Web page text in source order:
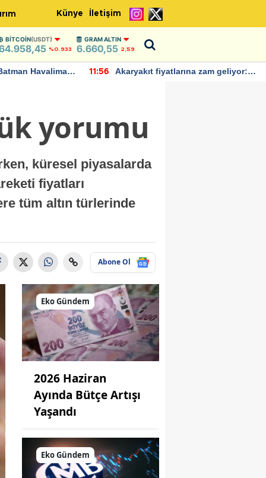
Künye İletişim
BITCOIN(USDT)
%0.933
GRAM ALTIN
6.660,55 2,59
Havalimanı
11:56
Akaryakıt fiyatlarına zam geliyor:
yorumu
küresel piyasalarda
fiyatları
tüm altın türlerinde
Abone Ol
Eko Gündem
2026 Haziran
Ayında Bütçe Artışı
Yaşandı
Eko Gündem